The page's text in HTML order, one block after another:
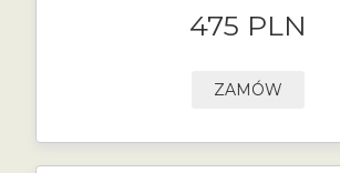
475 PLN
ZAMÓW